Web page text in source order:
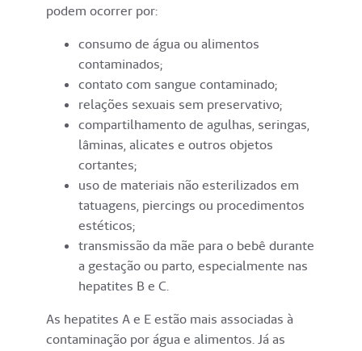
podem ocorrer por:
consumo de água ou alimentos
contaminados;
contato com sangue contaminado;
relações sexuais sem preservativo;
compartilhamento de agulhas, seringas,
lâminas, alicates e outros objetos
cortantes;
uso de materiais não esterilizados em
tatuagens, piercings ou procedimentos
estéticos;
transmissão da mãe para o bebê durante
a gestação ou parto, especialmente nas
hepatites B e C.
As hepatites A e E estão mais associadas à
contaminação por água e alimentos. Já as